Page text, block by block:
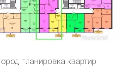
планировка квартир